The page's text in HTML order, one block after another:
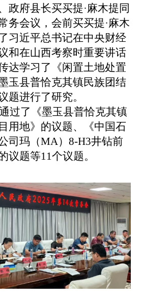
政府县长买买提·麻木提同
务会议，会前买买提·麻木
习近平总书记在中央财经
和在山西考察时重要讲话
达学习了《闲置土地处置
玉县普恰克其镇民族团结
题进行了研究。
过了
《墨玉县普恰克其镇
用地》 的议题、 《中国石
司玛（MA）8-H3井钻前
议题等11个议题。